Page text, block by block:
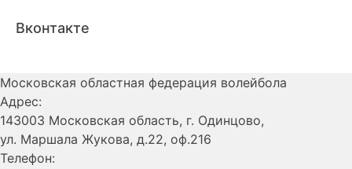
Вконтакте
Московская областная федерация волейбола
Адрес:
143003 Московская область, г. Одинцово,
ул. Маршала Жукова, д.22, оф.216
Телефон: